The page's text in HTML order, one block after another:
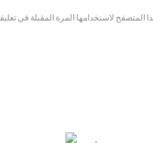
المتصفح لاستخدامها المرة المقبلة في